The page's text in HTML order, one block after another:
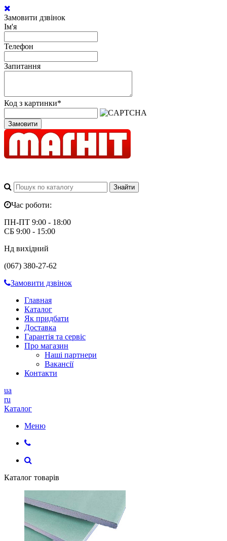
Замовити дзвінок
Ім'я
Телефон
Запитання
Код з картинки*
Замовити
Час роботи:
ПН-ПТ 9:00 - 18:00
СБ 9:00 - 15:00
Нд вихідний
(067) 380-27-62
Замовити дзвінок
Главная
Каталог
Як придбати
Доставка
Гарантія та сервіс
Про магазин
Наші партнери
Вакансії
Контакти
ua
ru
Каталог
Меню
Каталог товарів